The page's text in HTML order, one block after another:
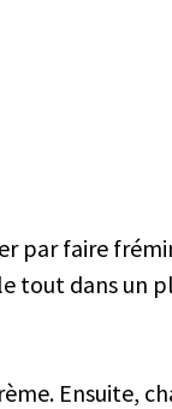
par faire
tout dans un
Ensuite,